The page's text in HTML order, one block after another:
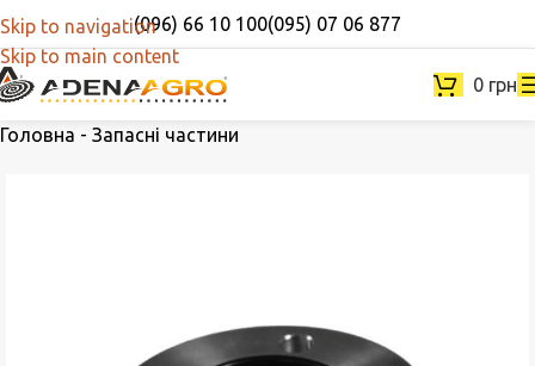
Skip to navigation
Skip to main content
(096) 66 10 100(095) 07 06 877
0 грн
Головна - Запасні частини